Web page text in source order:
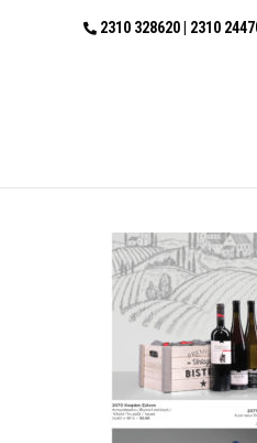
2310 328620 | 2310